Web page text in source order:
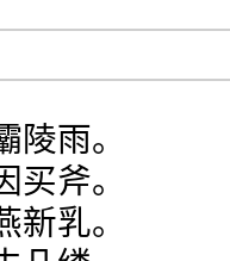
雨。
买斧。
乳。